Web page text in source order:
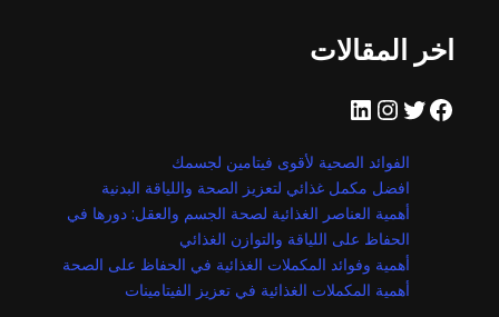
اخر المقالات
فيسبوك تويتر إنستجرام لينكد إن
الفوائد الصحية لأقوى فيتامين لجسمك
افضل مكمل غذائي لتعزيز الصحة واللياقة البدنية
أهمية العناصر الغذائية لصحة الجسم والعقل: دورها في
الحفاظ على اللياقة والتوازن الغذائي
أهمية وفوائد المكملات الغذائية في الحفاظ على الصحة
أهمية المكملات الغذائية في تعزيز الفيتامينات